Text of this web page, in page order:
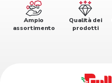
Ampio
assortimento
Qualità dei
prodotti